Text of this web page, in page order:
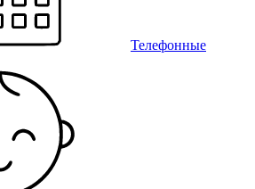
Телефонные